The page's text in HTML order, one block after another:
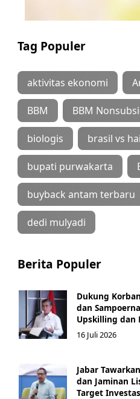
Tag Populer
aktivitas ekonomi
BBM BBM
biologis brasil vs
bupati purwakarta
buyback antam terbaru
dedi mulyadi
Berita Populer
Dukung
dan
Upskilling dan
16 Juli 2026
Jabar
dan Jaminan
Target